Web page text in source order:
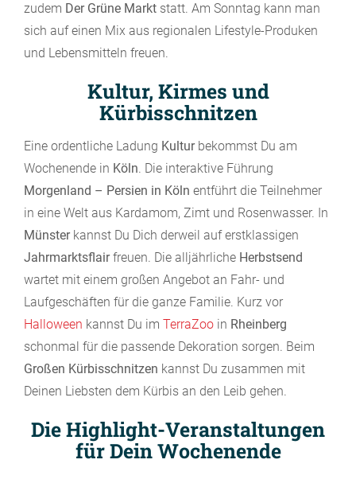
zudem Der Grüne Markt statt. Am Sonntag kann man
sich auf einen Mix aus regionalen Lifestyle-Produken
und Lebensmitteln freuen.
Kultur, Kirmes und
Kürbisschnitzen
Eine ordentliche Ladung Kulturbekommst Du am
Wochenende in Köln. Die interaktive Führung
Morgenland – Persien in Köln entführt die Teilnehmer
in eine Welt aus Kardamom, Zimt und Rosenwasser. In
Münsterkannst Du Dich derweil auf erstklassigen
Jahrmarktsflairfreuen. Die alljährliche Herbstsend
wartet mit einem großen Angebot an Fahr- und
Laufgeschäften für die ganze Familie. Kurz vor
Halloween kannst Du im TerraZoo in Rheinberg
schonmal für die passende Dekoration sorgen. Beim
Großen Kürbisschnitzen kannst Du zusammen mit
Deinen Liebsten dem Kürbis an den Leib gehen.
Die Highlight-Veranstaltungen
für Dein Wochenende